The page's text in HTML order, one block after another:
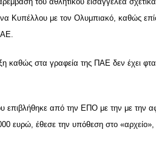
Κυπέλλου με τον Ολυμπιακό, καθώς
καθώς στα γραφεία της ΠΑΕ δεν έχει
επιβλήθηκε από την ΕΠΟ με την με την
ευρώ, έθεσε την υπόθεση στο «αρχείο»,